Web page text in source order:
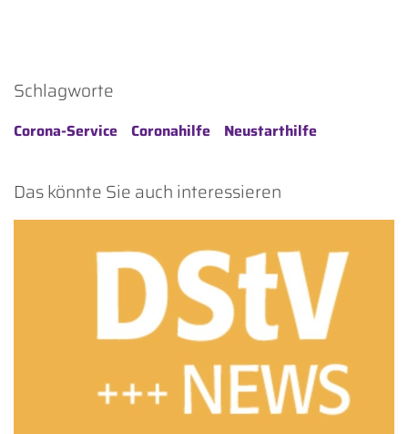
Schlagworte
Corona-Service Coronahilfe Neustarthilfe
Das könnte Sie auch interessieren